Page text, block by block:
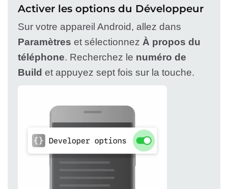
Activer les options du Développeur
Sur votre appareil Android, allez dans
Paramètres et sélectionnez À propos du
téléphone. Recherchez le numéro de
Build et appuyez sept fois sur la touche.